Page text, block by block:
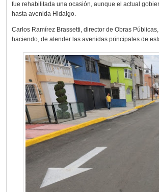
fue rehabilitada una ocasión, aunque el actual
hasta avenida Hidalgo.
Carlos Ramírez Brassetti, director de Obras
haciendo, de atender las avenidas principales de